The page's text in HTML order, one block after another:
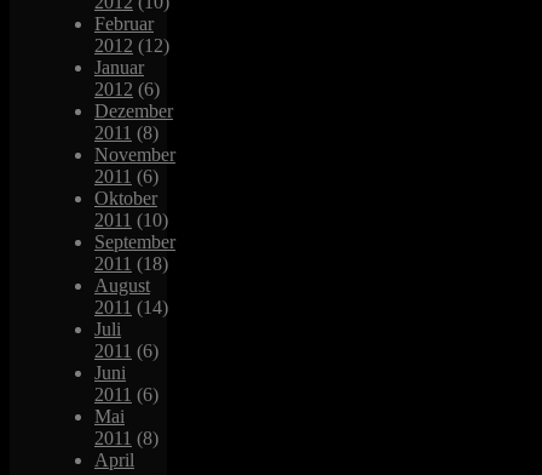
Februar
2012 (12)
Januar
2012 (6)
Dezember
2011 (8)
November
2011 (6)
Oktober
2011 (10)
September
2011 (18)
August
2011 (14)
Juli
2011 (6)
Juni
2011 (6)
Mai
2011 (8)
April